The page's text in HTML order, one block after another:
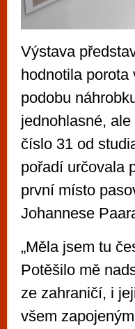
Výstava
hodnotila
podobu
jednohlasné,
číslo 31 od
pořadí určovala
první místo
Johannese
„Měla jsem tu
Potěšilo mě
ze zahraničí, i
všem